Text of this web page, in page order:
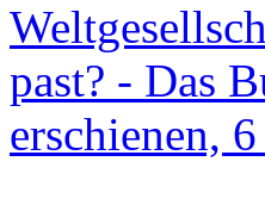
past? - Das
erschienen,